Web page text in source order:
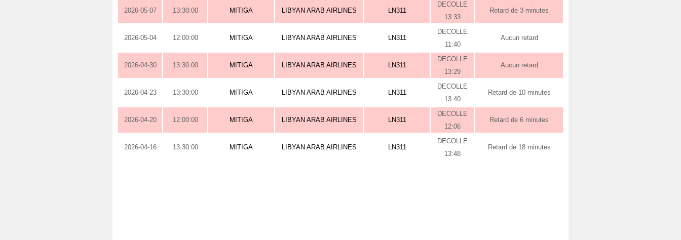
2026-05-07 13:30:00 MITIGA LIBYAN ARAB AIRLINES LN311
DECOLLE
13:33
Retard de 3 minutes
2026-05-04 12:00:00 MITIGA LIBYAN ARAB AIRLINES LN311
DECOLLE
11:40
Aucun retard
2026-04-30 13:30:00 MITIGA LIBYAN ARAB AIRLINES LN311
DECOLLE
13:29
Aucun retard
2026-04-23 13:30:00 MITIGA LIBYAN ARAB AIRLINES LN311
DECOLLE
13:40
Retard de 10 minutes
2026-04-20 12:00:00 MITIGA LIBYAN ARAB AIRLINES LN311
DECOLLE
12:06
Retard de 6 minutes
2026-04-16 13:30:00 MITIGA LIBYAN ARAB AIRLINES LN311
DECOLLE
13:48
Retard de 18 minutes